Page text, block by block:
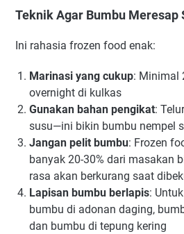
Teknik Agar Bumbu Meresap
Ini rahasia frozen food enak:
Marinasi yang cukup: Minimal
overnight di kulkas
Gunakan bahan pengikat:
susu—ini bikin bumbu nempel
Jangan pelit bumbu: Frozen
banyak 20-30% dari masakan
rasa akan berkurang saat
Lapisan bumbu berlapis:
bumbu di adonan daging,
dan bumbu di tepung kering